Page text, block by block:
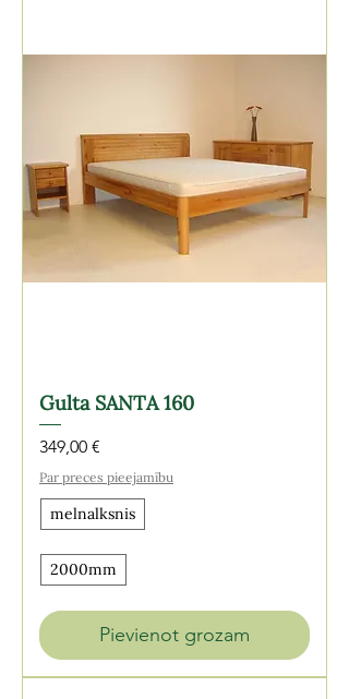
Gulta SANTA 160
Cena
349,00 €
Par preces pieejamību
melnalksnis
2000mm
Pievienot grozam